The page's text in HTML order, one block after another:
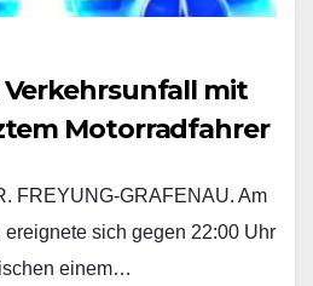
Verkehrsunfall mit
Motorradfahrer
FREYUNG-GRAFENAU. Am
ereignete sich gegen 22:00 Uhr
einem…